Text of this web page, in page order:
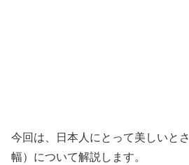
今回は、日本人にとって美しいと
幅）について解説します。